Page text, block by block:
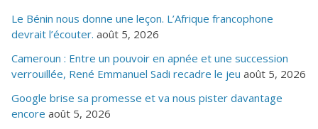
Le Bénin nous donne une leçon. L’Afrique francophone
devrait l’écouter. août 5, 2026
Cameroun : Entre un pouvoir en apnée et une succession
verrouillée, René Emmanuel Sadi recadre le jeu août 5, 2026
Google brise sa promesse et va nous pister davantage
encore août 5, 2026